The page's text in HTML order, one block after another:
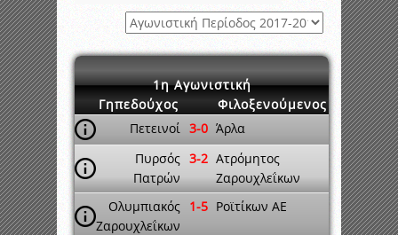
1η Αγωνιστική
Γηπεδούχος
Φιλοξενούμενος
Πετεινοί 3-0 Άρλα
Πυρσός
Πατρών
3-2 Ατρόμητος
Ζαρουχλεΐκων
Ολυμπιακός
Ζαρουχλεΐκων
1-5 Ροϊτίκων ΑΕ